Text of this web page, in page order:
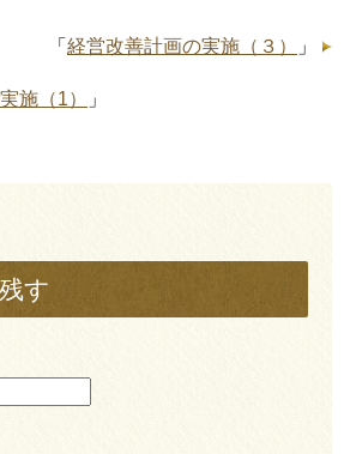
「 経営改善計画の実施（３） 」
施（1） 」
す